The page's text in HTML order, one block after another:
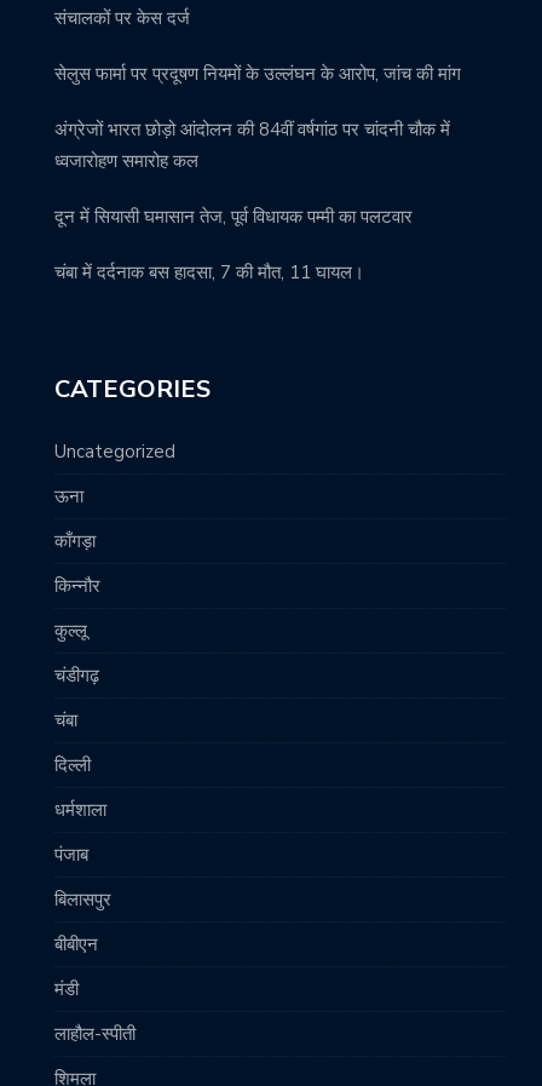
संचालकों पर केस दर्ज
सेलुस फार्मा पर प्रदूषण नियमों के उल्लंघन के आरोप, जांच की मांग
अंग्रेजों भारत छोड़ो आंदोलन की 84वीं वर्षगांठ पर चांदनी चौक में
ध्वजारोहण समारोह कल
दून में सियासी घमासान तेज, पूर्व विधायक पम्मी का पलटवार
चंबा में दर्दनाक बस हादसा, 7 की मौत, 11 घायल।
CATEGORIES
Uncategorized
ऊना
काँगड़ा
किन्नौर
कुल्लू
चंडीगढ़
चंबा
दिल्ली
धर्मशाला
पंजाब
बिलासपुर
बीबीएन
मंडी
लाहौल-स्पीती
शिमला